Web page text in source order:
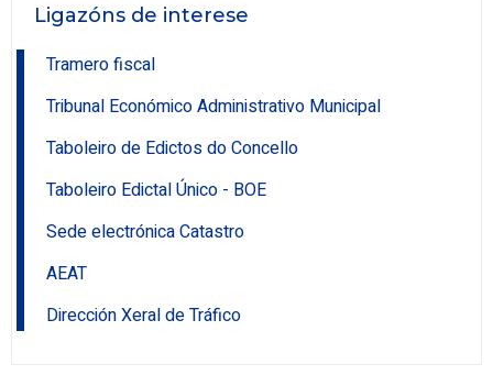
Ligazóns de interese
Tramero fiscal
Tribunal Económico Administrativo Municipal
Taboleiro de Edictos do Concello
Taboleiro Edictal Único - BOE
Sede electrónica Catastro
AEAT
Dirección Xeral de Tráfico